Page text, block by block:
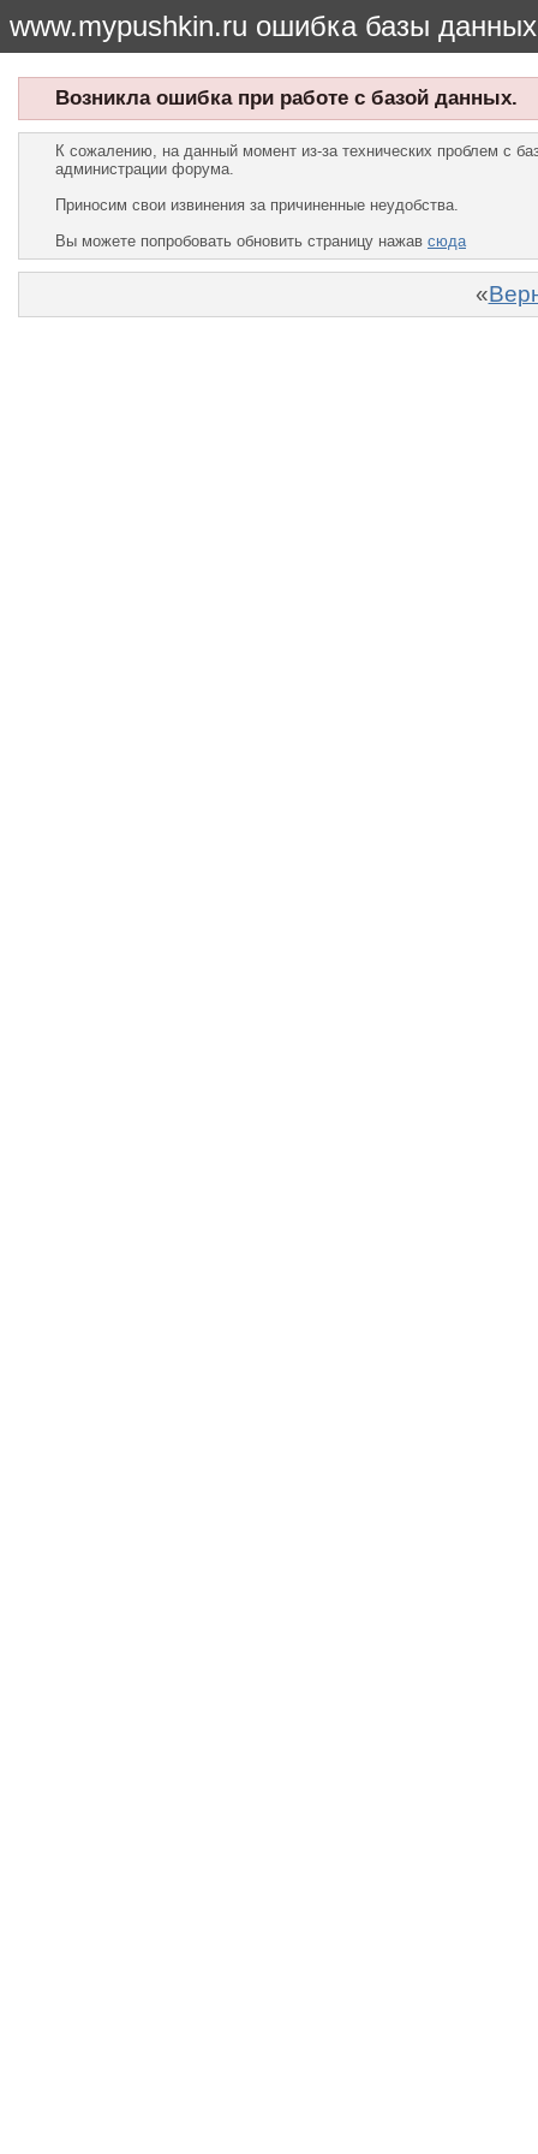
www.mypushkin.ru ошибка базы данных
Возникла ошибка при работе с базой данных.
К сожалению, на данный момент из-за технических проблем с
администрации форума.
Приносим свои извинения за причиненные неудобства.
Вы можете попробовать обновить страницу нажав сюда
«